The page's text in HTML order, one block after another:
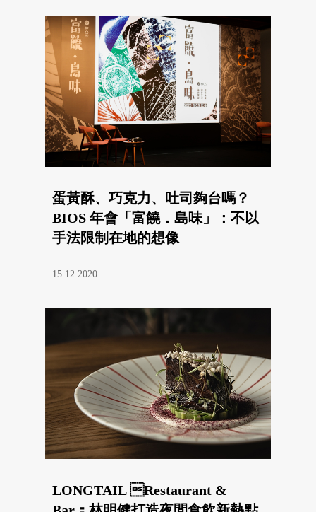
蛋黃酥、巧克力、吐司夠台嗎？
BIOS 年會「富饒．島味」：不以
手法限制在地的想像
15.12.2020
LONGTAIL Restaurant &